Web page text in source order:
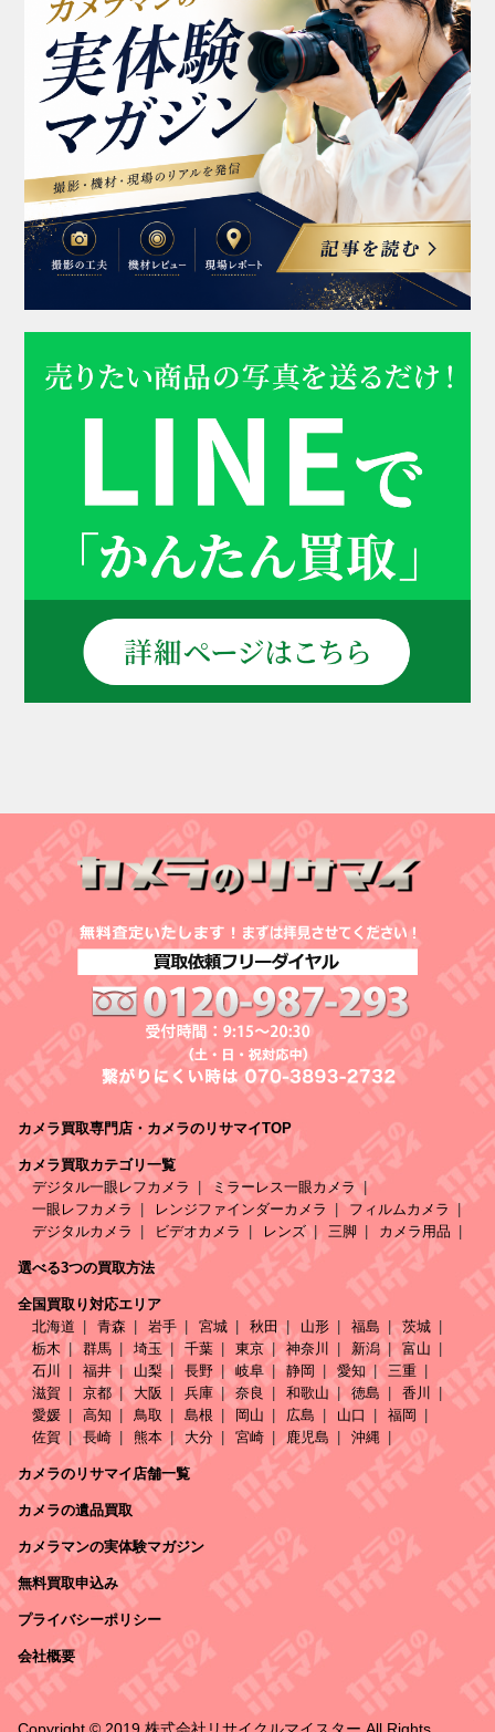
カメラ買取専門店・カメラのリサマイTOP
カメラ買取カテゴリ一覧
デジタル一眼レフカメラ
ミラーレス一眼カメラ
一眼レフカメラ
レンジファインダーカメラ
フィルムカメラ
デジタルカメラ
ビデオカメラ レンズ 三脚 カメラ用品
選べる3つの買取方法
全国買取り対応エリア
北海道
青森 岩手 宮城 秋田 山形 福島
茨城
栃木
群馬 埼玉 千葉 東京 神奈川 新潟
富山
石川
福井 山梨 長野 岐阜 静岡 愛知
三重
滋賀
京都 大阪 兵庫 奈良 和歌山 徳島
香川
愛媛
高知 鳥取 島根 岡山 広島 山口
福岡
佐賀
長崎 熊本 大分 宮崎 鹿児島 沖縄
カメラのリサマイ店舗一覧
カメラの遺品買取
カメラマンの実体験マガジン
無料買取申込み
プライバシーポリシー
会社概要